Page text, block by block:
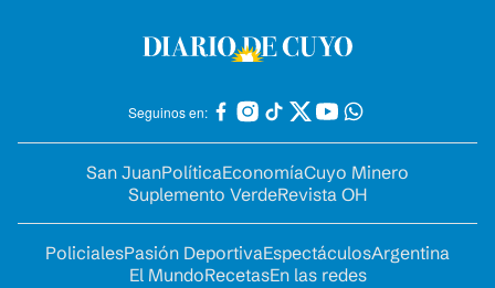
Seguinos en:
San JuanPolíticaEconomíaCuyo Minero
Suplemento VerdeRevista OH
PolicialesPasión DeportivaEspectáculosArgentina
El MundoRecetasEn las redes